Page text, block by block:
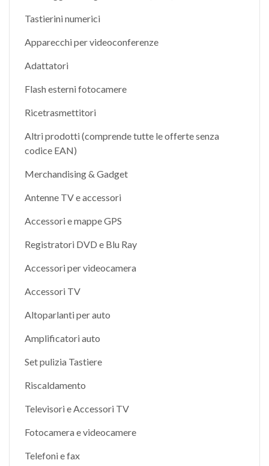
Tastierini numerici
Apparecchi per videoconferenze
Adattatori
Flash esterni fotocamere
Ricetrasmettitori
Altri prodotti (comprende tutte le offerte senza
codice EAN)
Merchandising & Gadget
Antenne TV e accessori
Accessori e mappe GPS
Registratori DVD e Blu Ray
Accessori per videocamera
Accessori TV
Altoparlanti per auto
Amplificatori auto
Set pulizia Tastiere
Riscaldamento
Televisori e Accessori TV
Fotocamera e videocamere
Telefoni e fax